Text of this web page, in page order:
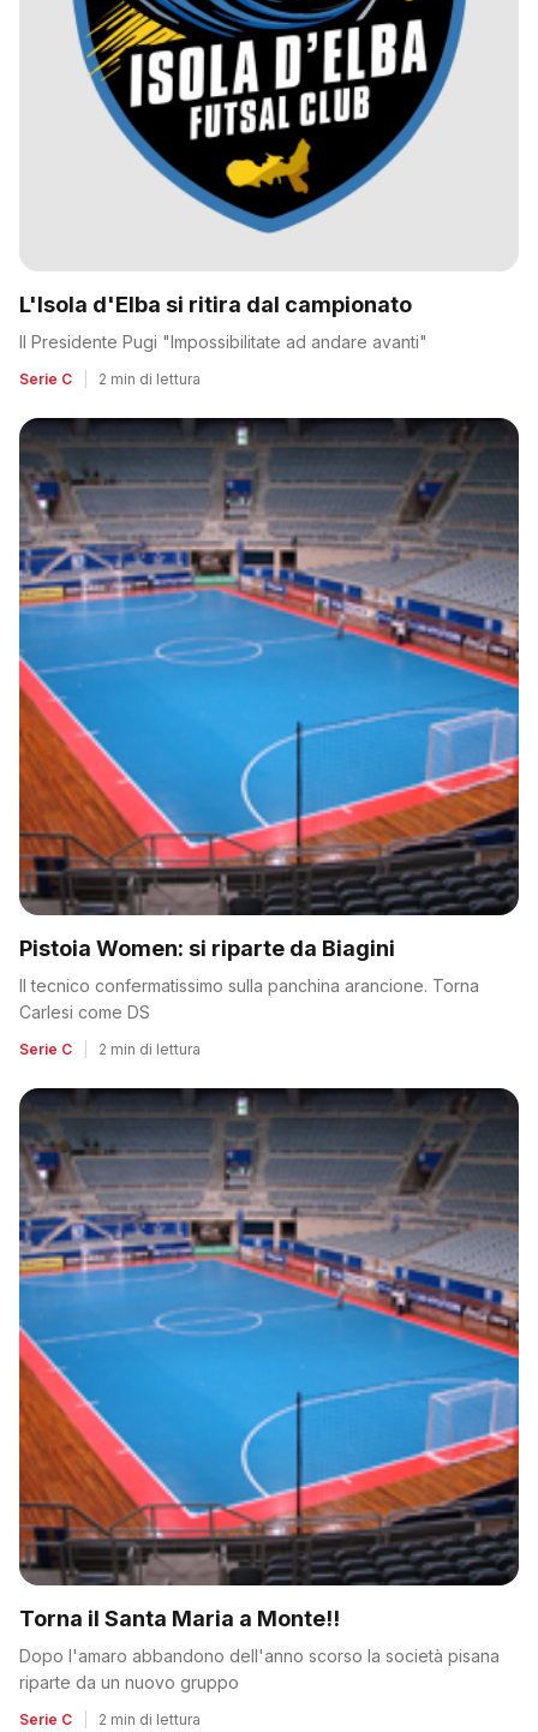
L'Isola d'Elba si ritira dal campionato
Il Presidente Pugi "Impossibilitate ad andare avanti"
Serie C 2 min di lettura
Pistoia Women: si riparte da Biagini
Il tecnico confermatissimo sulla panchina arancione. Torna
Carlesi come DS
Serie C 2 min di lettura
Torna il Santa Maria a Monte!!
Dopo l'amaro abbandono dell'anno scorso la società pisana
riparte da un nuovo gruppo
Serie C 2 min di lettura